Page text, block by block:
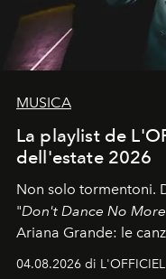
MUSICA
La playlist de
dell'estate 2026
Non solo tormentoni.
"Don't Dance No
Ariana Grande: le
colonna sonora della
04.08.2026 di